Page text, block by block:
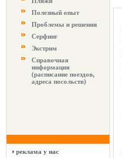
Полезный опыт
Проблемы и решения
Серфинг
Экстрим
Справочная
информация
(расписание поездов,
адреса посольств)
реклама у нас